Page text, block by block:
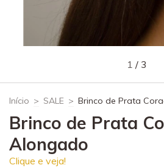
1 / 3
Início > SALE > Brinco de Prata
Brinco de Prata
Alongado
Clique e veja!